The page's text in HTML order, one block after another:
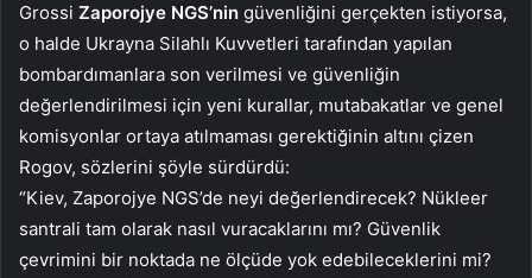
Grossi Zaporojye NGS’nin güvenliğini gerçekten istiyorsa,
o halde Ukrayna Silahlı Kuvvetleri tarafından yapılan
bombardımanlara son verilmesi ve güvenliğin
değerlendirilmesi için yeni kurallar, mutabakatlar ve genel
komisyonlar ortaya atılmaması gerektiğinin altını çizen
Rogov, sözlerini şöyle sürdürdü:
“Kiev, Zaporojye NGS’de neyi değerlendirecek? Nükleer
santrali tam olarak nasıl vuracaklarını mı? Güvenlik
çevrimini bir noktada ne ölçüde yok edebileceklerini mi?